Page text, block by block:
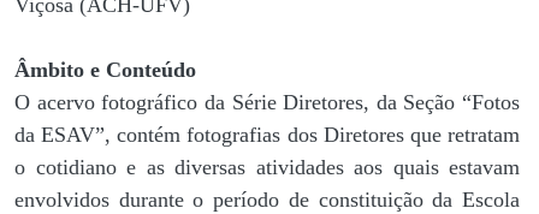
Viçosa (ACH-UFV)
Âmbito e Conteúdo
O acervo fotográfico da Série Diretores, da Seção “Fotos
da ESAV”, contém fotografias dos Diretores que retratam
o cotidiano e as diversas atividades aos quais estavam
envolvidos durante o período de constituição da Escola